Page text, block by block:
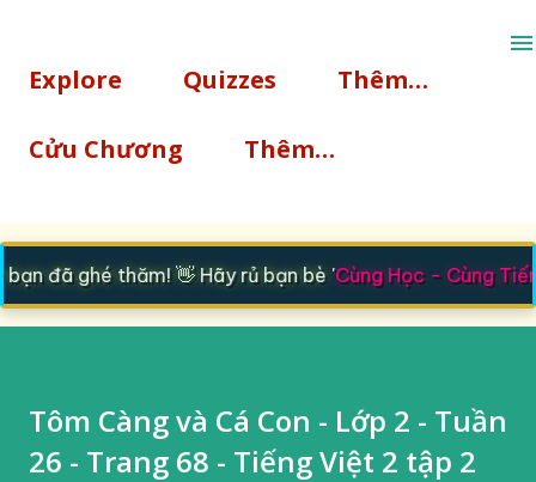
Explore Quizzes Thêm…
Cửu Chương Thêm…
đã ghé thăm! 👋 Hãy rủ bạn bè 'Cùng Học - Cùng Tiến'
Tôm Càng và Cá Con - Lớp 2 - Tuần
26 - Trang 68 - Tiếng Việt 2 tập 2